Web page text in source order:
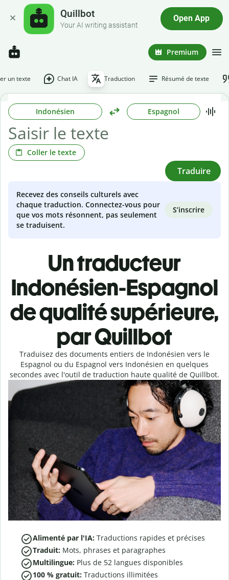
Quillbot
Your AI writing assistant
Open App
Premium
un texte Chat IA Traduction Résumé de texte
Indonésien Espagnol
Coller le texte
Traduire
Recevez des conseils culturels avec
chaque traduction. Connectez-vous pour
que vos mots résonnent, pas seulement
se traduisent.
S’inscrire
Un traducteur
Indonésien-Espagnol
de qualité supérieure,
par Quillbot
Traduisez des documents entiers de Indonésien vers le
Espagnol ou du Espagnol vers Indonésien en quelques
secondes avec l'outil de traduction haute qualité de Quillbot.
Alimenté par l'IA: Traductions rapides et précises
Traduit: Mots, phrases et paragraphes
Multilingue: Plus de 52 langues disponibles
100 % gratuit: Traductions illimitées